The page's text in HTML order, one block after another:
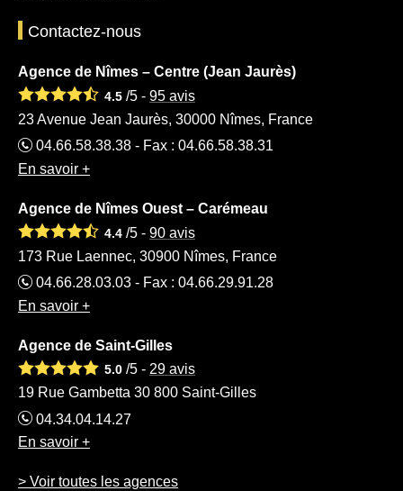
Contactez-nous
Agence de Nîmes – Centre (Jean Jaurès)
4.5 /5 - 95 avis
23 Avenue Jean Jaurès, 30000 Nîmes, France
04.66.58.38.38 - Fax : 04.66.58.38.31
En savoir +
Agence de Nîmes Ouest – Carémeau
4.4 /5 - 90 avis
173 Rue Laennec, 30900 Nîmes, France
04.66.28.03.03 - Fax : 04.66.29.91.28
En savoir +
Agence de Saint-Gilles
5.0 /5 - 29 avis
19 Rue Gambetta 30 800 Saint-Gilles
04.34.04.14.27
En savoir +
> Voir toutes les agences